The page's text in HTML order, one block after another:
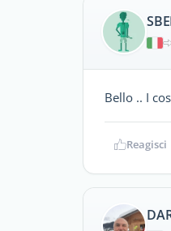
Bello .. I
Reagisci